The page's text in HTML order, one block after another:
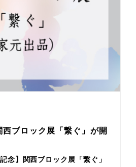
ブロック展「繋ぐ」が開
念】関西ブロック展「繋ぐ」